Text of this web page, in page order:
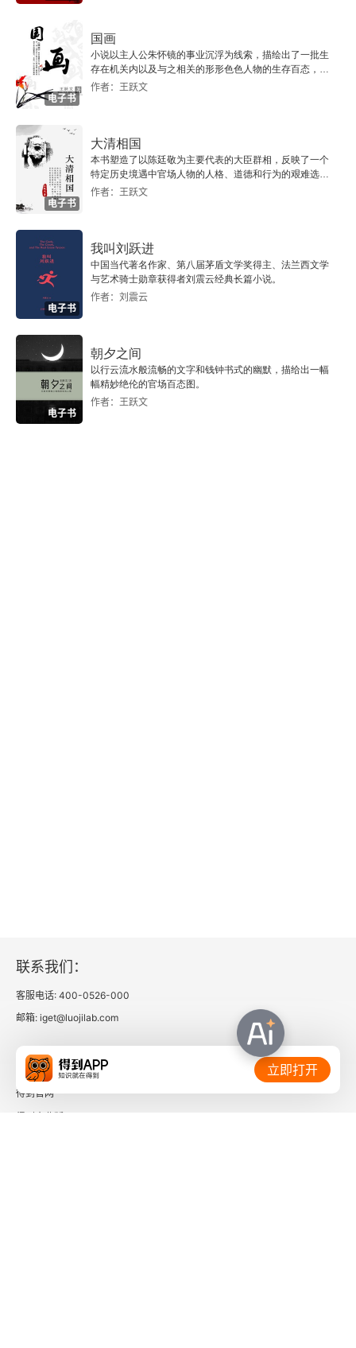
电子书
国画
小说以主人公朱怀镜的事业沉浮为线索，描绘出了一批生
存在机关内以及与之相关的形形色色人物的生存百态，对
他们的独特神貌和所遵循的游戏规则都做了镜子般的映
作者：王跃文
电子书
大清相国
本书塑造了以陈廷敬为主要代表的大臣群相，反映了一个
特定历史境遇中官场人物的人格、道德和行为的艰难选
择，再现出三百多年前的官场风云。
作者：王跃文
电子书
我叫刘跃进
中国当代著名作家、第八届茅盾文学奖得主、法兰西文学
与艺术骑士勋章获得者刘震云经典长篇小说。
作者：刘震云
电子书
朝夕之间
以行云流水般流畅的文字和钱钟书式的幽默，描给出一幅
幅精妙绝伦的官场百态图。
作者：王跃文
联系我们：
客服电话: 400-0526-000
邮箱: iget@luojilab.com
相关链接：
得到官网
立即打开